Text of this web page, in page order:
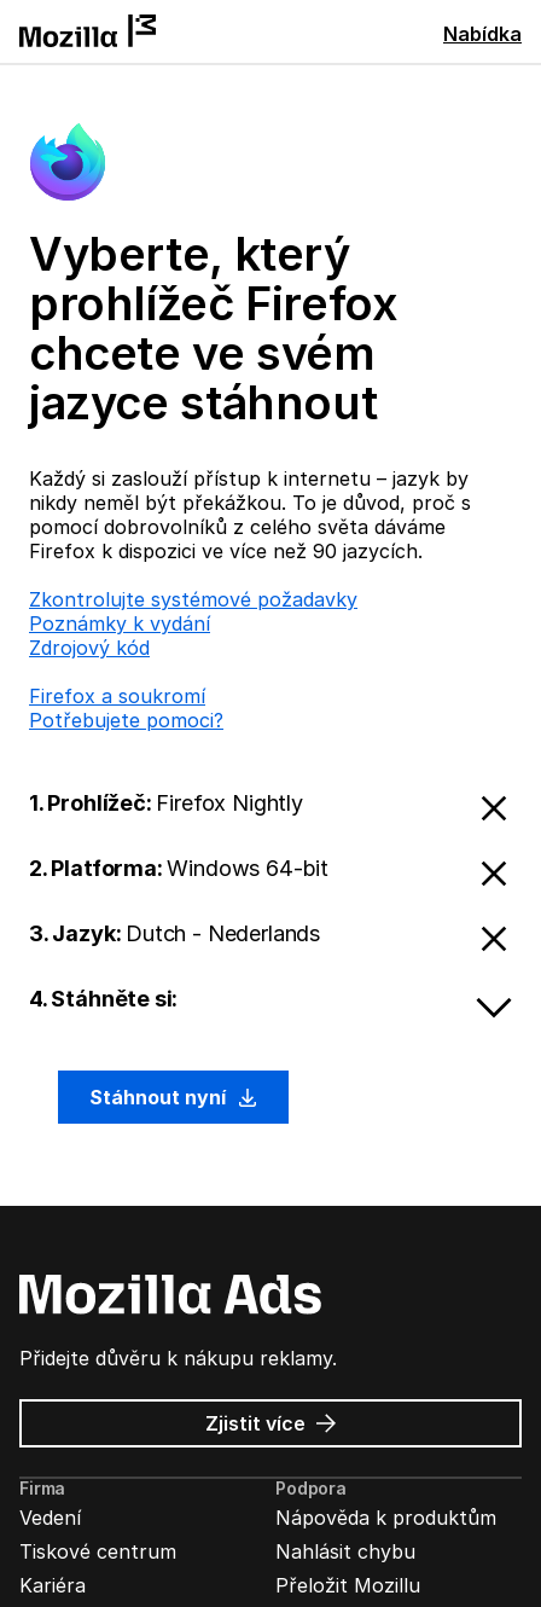
Nabídka
Vyberte, který
prohlížeč Firefox
chcete ve svém
jazyce stáhnout
Každý si zaslouží přístup k internetu – jazyk by
nikdy neměl být překážkou. To je důvod, proč s
pomocí dobrovolníků z celého světa dáváme
Firefox k dispozici ve více než 90 jazycích.
Zkontrolujte systémové požadavky
Poznámky k vydání
Zdrojový kód
Firefox a soukromí
Potřebujete pomoci?
1. Prohlížeč: Firefox Nightly
2. Platforma:Windows 64-bit
3. Jazyk: Dutch - Nederlands
4. Stáhněte si:
Stáhnout nyní
Přidejte důvěru k nákupu reklamy.
Zjistit více o
Mozilla
Ads
Firma
Vedení
Tiskové centrum
Kariéra
Podpora
Nápověda k produktům
Nahlásit chybu
Přeložit Mozillu